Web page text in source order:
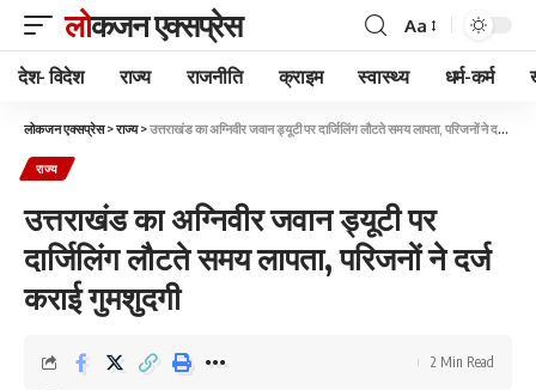
लोकजन एक्सप्रेस Aa
देश- विदेश राज्य राजनीति क्राइम स्वास्थ्य धर्म-कर्म
लोकजन एक्सप्रेस>राज्य>उत्तराखंड का अग्निवीर जवान ड्यूटी पर दार्जिलिंग लौटते समय लापता, परिजनों ने दर्ज कराई गुमशुदगी
राज्य
उत्तराखंड का अग्निवीर जवान ड्यूटी पर
दार्जिलिंग लौटते समय लापता, परिजनों ने दर्ज
कराई गुमशुदगी
2 Min Read